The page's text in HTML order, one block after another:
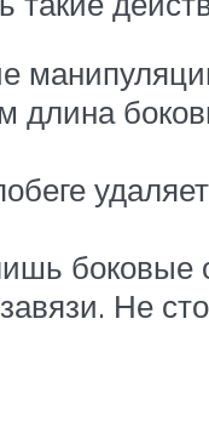
длина
боковые
Не